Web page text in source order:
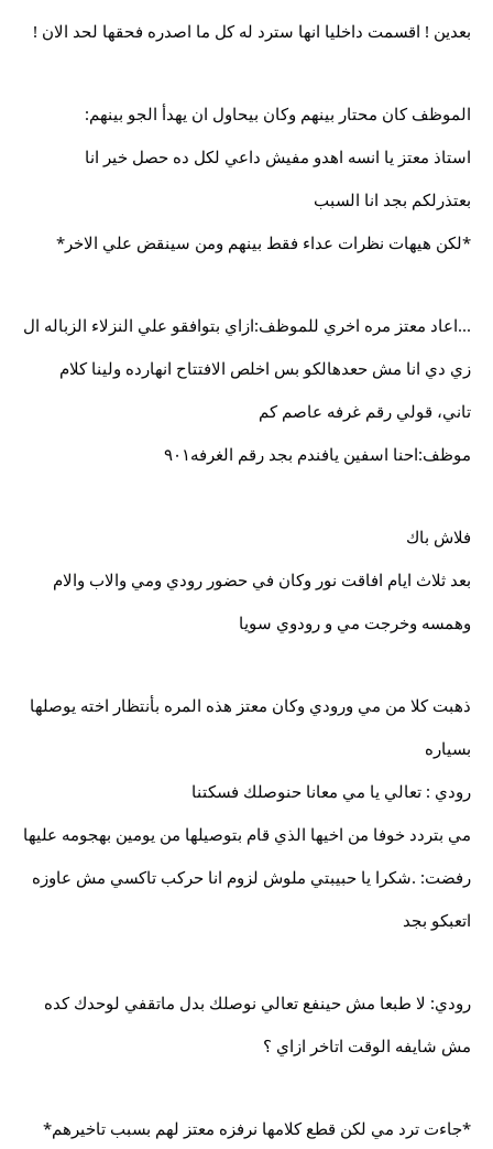
بعدين ! اقسمت داخليا انها سترد له كل ما اصدره فحقها لحد الان !
الموظف كان محتار بينهم وكان بيحاول ان يهدأ الجو بينهم:
استاذ معتز يا انسه اهدو مفيش داعي لكل ده حصل خير انا
بعتذرلكم بجد انا السبب
*لكن هيهات نظرات عداء فقط بينهم ومن سينقض علي الاخر*
...اعاد معتز مره اخري للموظف:ازاي بتوافقو علي النزلاء الزباله ال
زي دي انا مش حعدهالكو بس اخلص الافتتاح انهارده ولينا كلام
تاني، قولي رقم غرفه عاصم كم
موظف:احنا اسفين يافندم بجد رقم الغرفه٩٠١
فلاش باك
بعد ثلاث ايام افاقت نور وكان في حضور رودي ومي والاب والام
وهمسه وخرجت مي و رودوي سويا
ذهبت كلا من مي ورودي وكان معتز هذه المره بأنتظار اخته يوصلها
بسياره
رودي : تعالي يا مي معانا حنوصلك فسكتنا
مي بتردد خوفا من اخيها الذي قام بتوصيلها من يومين بهجومه عليها
رفضت: .شكرا يا حبيبتي ملوش لزوم انا حركب تاكسي مش عاوزه
اتعبكو بجد
رودي: لا طبعا مش حينفع تعالي نوصلك بدل ماتقفي لوحدك كده
مش شايفه الوقت اتاخر ازاي ؟
*جاءت ترد مي لكن قطع كلامها نرفزه معتز لهم بسبب تاخيرهم*